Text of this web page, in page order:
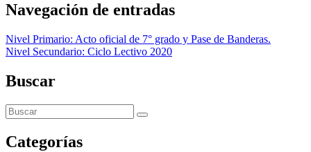
Navegación de entradas
Nivel Primario: Acto oficial de 7° grado y Pase de Banderas.
Nivel Secundario: Ciclo Lectivo 2020
Buscar
Categorías